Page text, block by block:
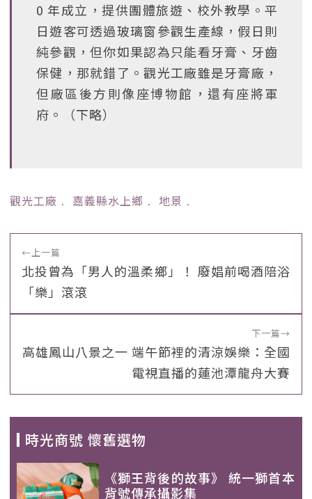
0 年成立，提供團體旅遊、校外教學。平
日遊客可透過玻璃窗參觀生產線，假日則
純參觀，但你如果認為只能看牙膏、牙齒
保健，那就錯了。觀光工廠雖是牙膏廠，
但廠區後方則像座博物館，還有座將軍
府。（下略）
觀光工廠 ﹒ 嘉義縣水上鄉 ﹒ 地景 ﹒
←上一篇
北投曾為「男人的溫柔鄉」！ 廢娼前喝酒陪浴
「樂」滾滾
下一篇→
高雄鳳山八景之一 端午節裡的清涼娛樂：全國
電視直播的蓮池潭龍舟大賽
時光商號 懷舊選物
《獅王背後的故事》 統一獅首本
背號傳承攝影集